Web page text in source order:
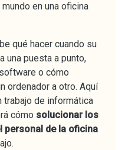
en una oficina
qué hacer cuando su
una puesta a punto,
o cómo
ordenador a otro. Aquí
trabajo de informática
cómo solucionar los
de la oficina